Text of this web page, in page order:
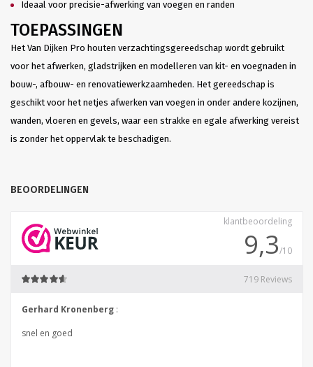
Ideaal voor precisie-afwerking van voegen en randen
TOEPASSINGEN
Het Van Dijken Pro houten verzachtingsgereedschap wordt gebruikt
voor het afwerken, gladstrijken en modelleren van kit- en voegnaden in
bouw-, afbouw- en renovatiewerkzaamheden. Het gereedschap is
geschikt voor het netjes afwerken van voegen in onder andere kozijnen,
wanden, vloeren en gevels, waar een strakke en egale afwerking vereist
is zonder het oppervlak te beschadigen.
BEOORDELINGEN